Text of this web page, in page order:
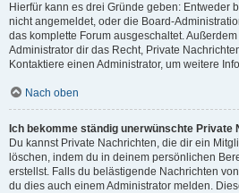
Hierfür kann es drei Gründe geben: Entweder
nicht angemeldet, oder die Board-
das komplette Forum ausgeschaltet.
Administrator dir das Recht, Private
Kontaktiere einen Administrator, um weitere
Nach oben
Ich bekomme ständig unerwünschte Private
Du kannst Private Nachrichten, die dir ein
löschen, indem du in deinem persönlichen
erstellst. Falls du belästigende Nachrichten
du dies auch einem Administrator melden.